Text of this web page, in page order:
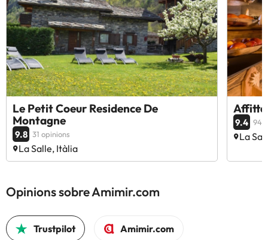
Le Petit Coeur Residence De
Montagne
9.8 31 opinions
La Salle, Itàlia
9.4 94
La
Opinions sobre Amimir.com
Trustpilot Amimir.com